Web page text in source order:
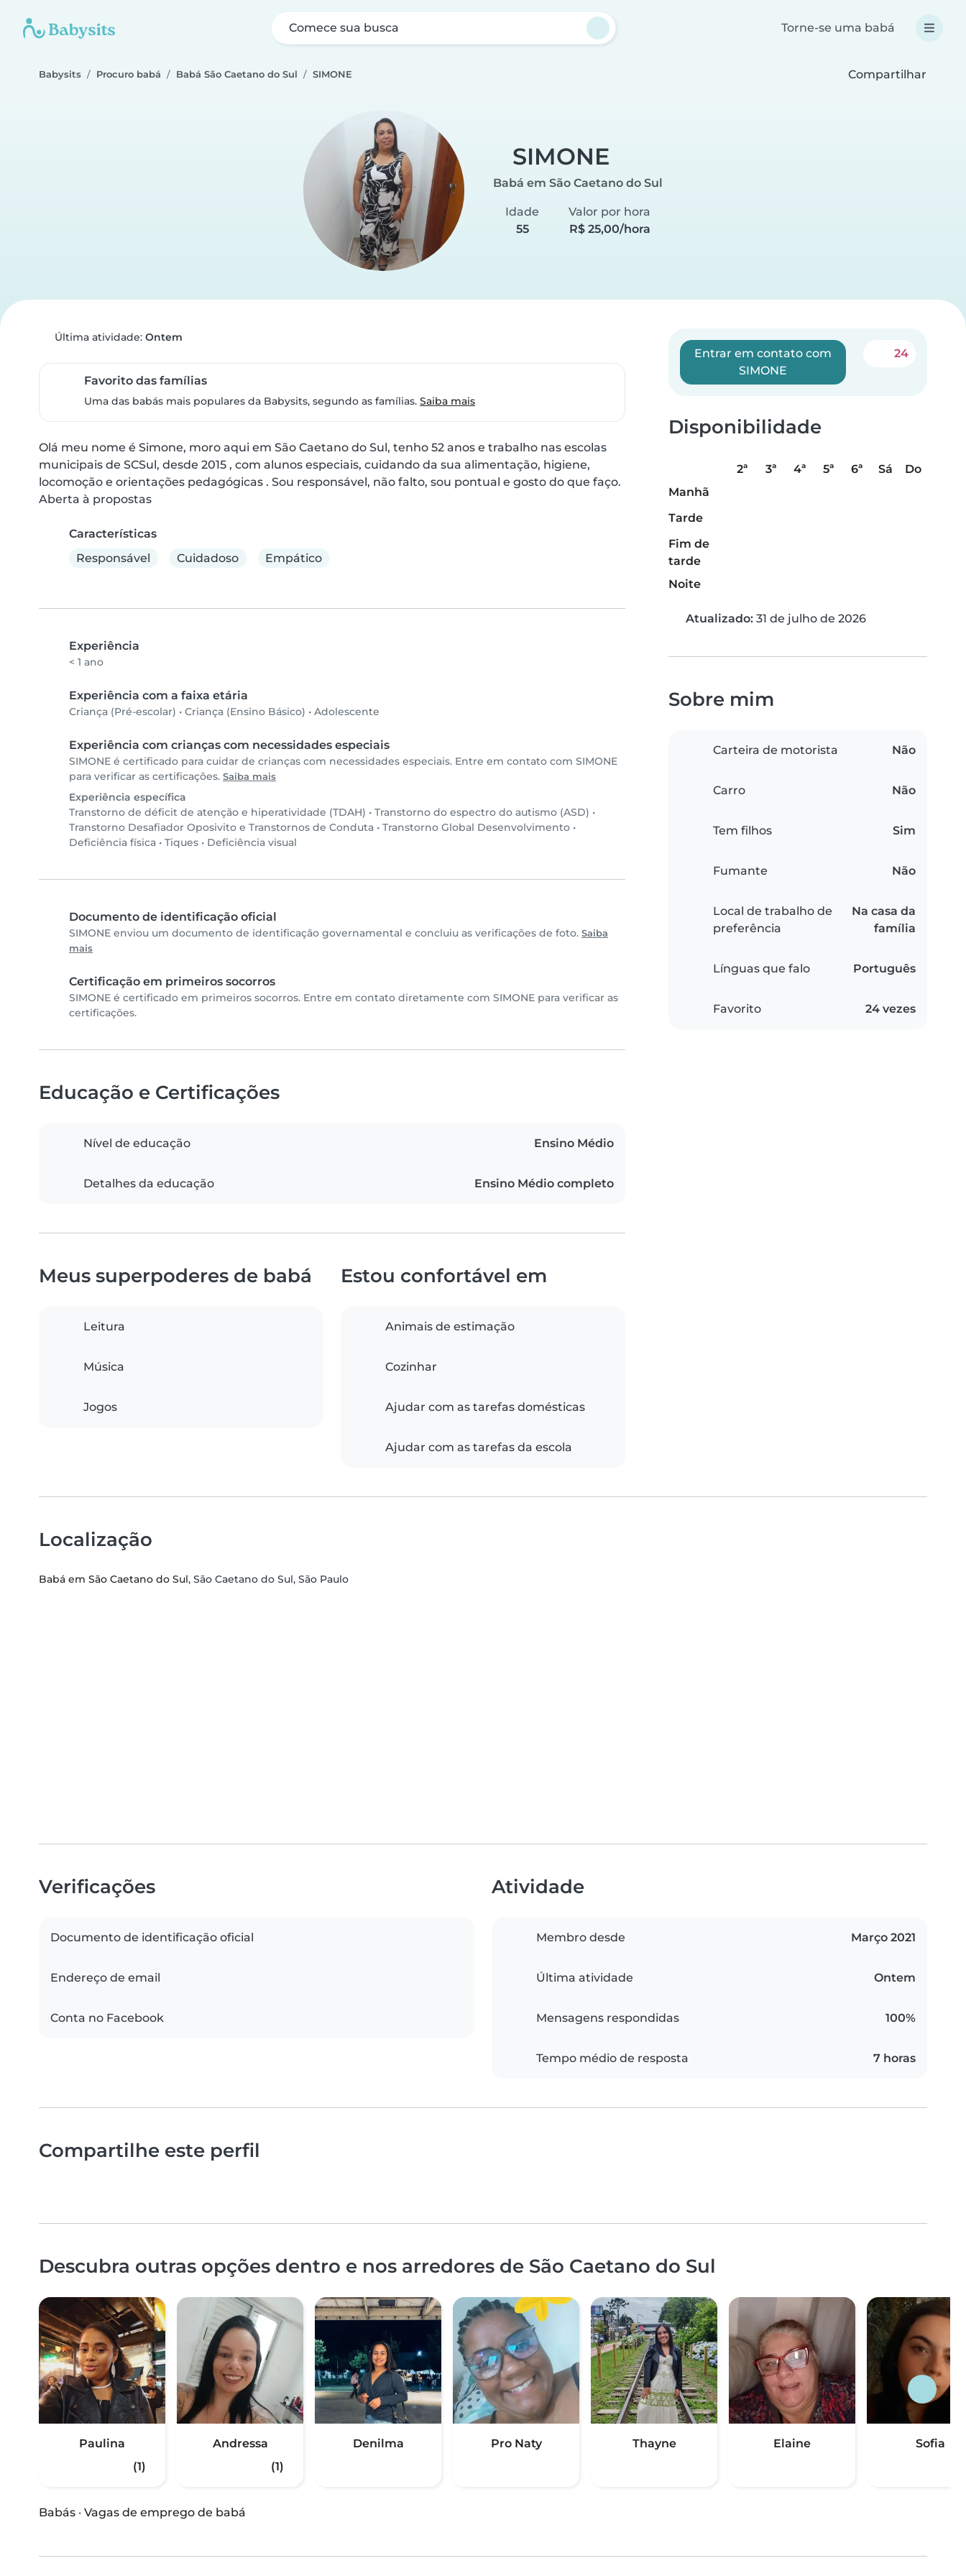
Comece sua busca Torne-se uma babá
Babysits Procuro babá Babá São Caetano do Sul SIMONE Compartilhar
SIMONE
Babá em São Caetano do Sul
Idade
55
Valor por hora
R$ 25,00/hora
Última atividade: Ontem
Favorito das famílias
Uma das babás mais populares da Babysits, segundo as famílias. Saiba mais
Olá meu nome é Simone, moro aqui em São Caetano do Sul, tenho 52 anos e trabalho nas escolas
municipais de SCSul, desde 2015 , com alunos especiais, cuidando da sua alimentação, higiene,
locomoção e orientações pedagógicas . Sou responsável, não falto, sou pontual e gosto do que faço.
Aberta à propostas
Características
Responsável
Cuidadoso Empático
Experiência
< 1 ano
Experiência com a faixa etária
Criança (Pré-escolar) • Criança (Ensino Básico) • Adolescente
Experiência com crianças com necessidades especiais
SIMONE é certificado para cuidar de crianças com necessidades especiais. Entre em contato com SIMONE
para verificar as certificações. Saiba mais
Experiência específica
Transtorno de déficit de atenção e hiperatividade (TDAH) • Transtorno do espectro do autismo (ASD) •
Transtorno Desafiador Oposivito e Transtornos de Conduta • Transtorno Global Desenvolvimento •
Deficiência física • Tiques • Deficiência visual
Documento de identificação oficial
SIMONE enviou um documento de identificação governamental e concluiu as verificações de foto. Saiba
mais
Certificação em primeiros socorros
SIMONE é certificado em primeiros socorros. Entre em contato diretamente com SIMONE para verificar as
certificações.
Entrar em contato com
SIMONE
24
Disponibilidade
2ª 3ª 4ª 5ª 6ª Sá
Do
Manhã
Tarde
Fim de
tarde
Noite
Atualizado: 31 de julho de 2026
Sobre mim
Carteira de motorista Não
Carro Não
Tem filhos Sim
Fumante Não
Local de trabalho de
preferência
Na casa da
família
Línguas que falo Português
Favorito 24 vezes
Educação e Certificações
Nível de educação Ensino Médio
Detalhes da educação Ensino Médio completo
Meus superpoderes de babá
Leitura
Música
Jogos
Estou confortável em
Animais de estimação
Cozinhar
Ajudar com as tarefas domésticas
Ajudar com as tarefas da escola
Localização
Babá em São Caetano do Sul, São Caetano do Sul, São Paulo
Verificações
Documento de identificação oficial
Endereço de email
Conta no Facebook
Atividade
Membro desde Março 2021
Última atividade Ontem
Mensagens respondidas 100%
Tempo médio de resposta 7 horas
Compartilhe este perfil
Descubra outras opções dentro e nos arredores de São Caetano do Sul
Paulina
(1)
Andressa
(1)
Denilma Pro Naty Thayne Elaine Sofia
Babás · Vagas de emprego de babá